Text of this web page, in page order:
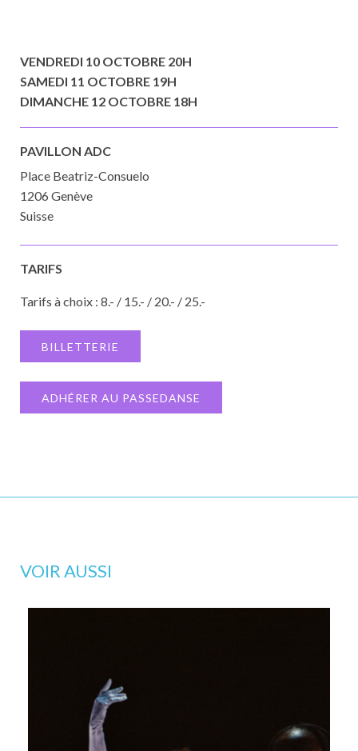
VENDREDI 10 OCTOBRE 20H
SAMEDI 11 OCTOBRE 19H
DIMANCHE 12 OCTOBRE 18H
PAVILLON ADC
Place Beatriz-Consuelo
1206 Genève
Suisse
TARIFS
Tarifs à choix : 8.- / 15.- / 20.- / 25.-
BILLETTERIE
ADHÉRER AU PASSEDANSE
VOIR AUSSI